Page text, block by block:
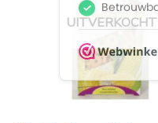
UITVERKOCHT